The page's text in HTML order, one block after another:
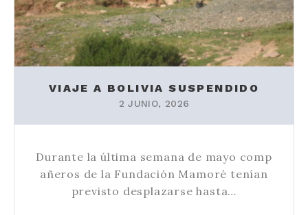
VIAJE A BOLIVIA SUSPENDIDO
2 JUNIO, 2026
Durante la última semana de mayo comp
añeros de la Fundación Mamoré tenían
previsto desplazarse hasta…